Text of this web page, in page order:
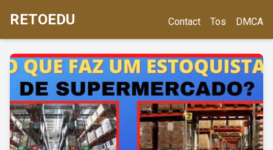
RETOEDU Contact Tos DMCA